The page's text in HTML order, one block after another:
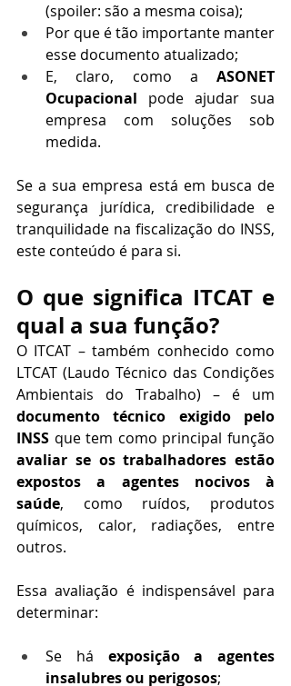
(spoiler: são a mesma coisa);
Por que é tão importante manter
esse documento atualizado;
E, claro, como a ASONET
Ocupacional pode ajudar sua
empresa com soluções sob
medida.
Se a sua empresa está em busca de
segurança jurídica, credibilidade e
tranquilidade na fiscalização do INSS,
este conteúdo é para si.
O que significa ITCAT e
qual a sua função?
O ITCAT – também conhecido como
LTCAT (Laudo Técnico das Condições
documento técnico exigido pelo
INSS
avaliar se os trabalhadores estão
expostos a agentes nocivos à
saúde, como ruídos, produtos
químicos, calor, radiações, entre
outros.
Essa avaliação é indispensável para
determinar:
Se há exposição a agentes
insalubres ou perigosos;